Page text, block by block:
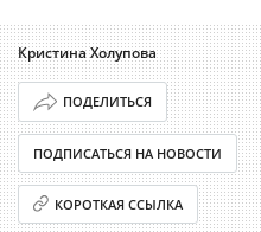
Кристина Холупова
ПОДЕЛИТЬСЯ
ПОДПИСАТЬСЯ НА НОВОСТИ
КОРОТКАЯ ССЫЛКА